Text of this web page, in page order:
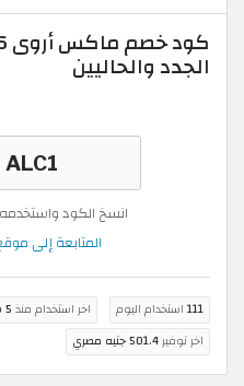
الجدد والحاليين
انسخ الكود واستخدمه
المتابعة إلى
111 استخدام اليوم اخر استخدام منذ 5 ساعة
اخر توفير501.4 جنيه مصري